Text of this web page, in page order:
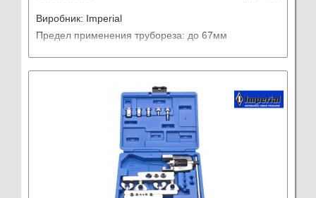
Виробник: Imperial
Предел применения трубореза: до 67мм